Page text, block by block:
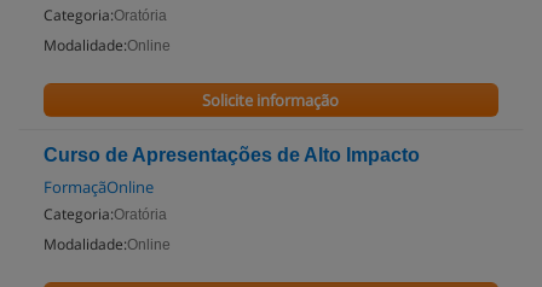
Categoria:Oratória
Modalidade:Online
Solicite informação
Curso de Apresentações de Alto Impacto
FormaçãOnline
Categoria:Oratória
Modalidade:Online